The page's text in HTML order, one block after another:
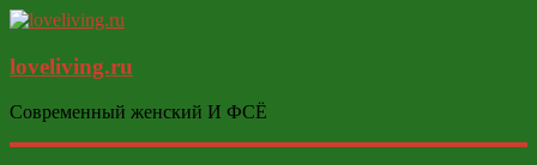
loveliving.ru
Современный женский И ФСЁ